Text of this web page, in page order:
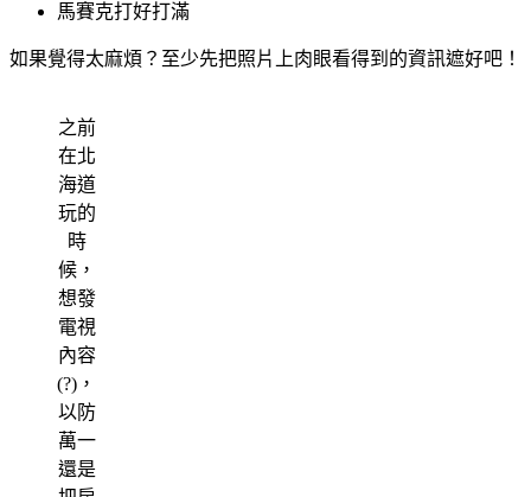
馬賽克打好打滿
如果覺得太麻煩？至少先把照片上肉眼看得到的資訊遮好吧！
之前
在北
海道
玩的
時
候，
想發
電視
內容
(?)，
以防
萬一
還是